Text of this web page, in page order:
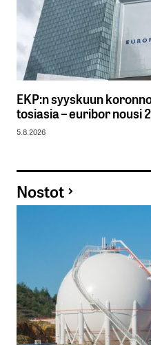
EKP:n syyskuun
tosiasia – euribor nousi
5.8.2026
Nostot